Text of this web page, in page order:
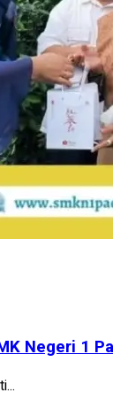
Negeri 1